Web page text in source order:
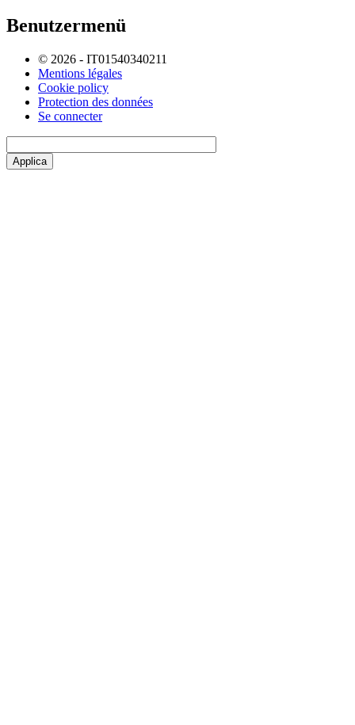
Benutzermenü
© 2026 - IT01540340211
Mentions légales
Cookie policy
Protection des données
Se connecter